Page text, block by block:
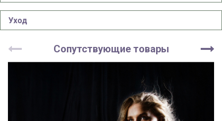
Уход
Сопутствующие товары